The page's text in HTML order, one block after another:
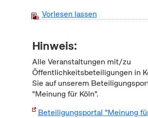
Vorlesen lassen
Hinweis:
Alle Veranstaltungen mit/zu
Öffentlichkeitsbeteiligungen in
Sie auf unserem
"Meinung für Köln".
Beteiligungsportal "Meinung